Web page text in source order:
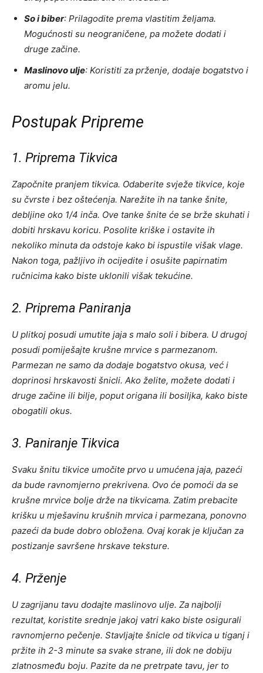
So i biber: Prilagodite prema vlastitim željama.
Mogućnosti su neograničene, pa možete dodati i
druge začine.
Maslinovo ulje: Koristiti za prženje, dodaje bogatstvo i
aromu jelu.
Postupak Pripreme
1. Priprema Tikvica
Započnite pranjem tikvica. Odaberite svježe tikvice, koje
su čvrste i bez oštećenja. Narežite ih na tanke šnite,
debljine oko 1/4 inča. Ove tanke šnite će se brže skuhati i
dobiti hrskavu koricu. Posolite kriške i ostavite ih
nekoliko minuta da odstoje kako bi ispustile višak vlage.
Nakon toga, pažljivo ih ocijedite i osušite papirnatim
ručnicima kako biste uklonili višak tekućine.
2. Priprema Paniranja
U plitkoj posudi umutite jaja s malo soli i bibera. U drugoj
posudi pomiješajte krušne mrvice s parmezanom.
Parmezan ne samo da dodaje bogatstvo okusa, već i
doprinosi hrskavosti šnicli. Ako želite, možete dodati i
druge začine ili bilje, poput origana ili bosiljka, kako biste
obogatili okus.
3. Paniranje Tikvica
Svaku šnitu tikvice umočite prvo u umućena jaja, pazeći
da bude ravnomjerno prekrivena. Ovo će pomoći da se
krušne mrvice bolje drže na tikvicama. Zatim prebacite
krišku u mješavinu krušnih mrvica i parmezana, ponovno
pazeći da bude dobro obložena. Ovaj korak je ključan za
postizanje savršene hrskave teksture.
4. Prženje
U zagrijanu tavu dodajte maslinovo ulje. Za najbolji
rezultat, koristite srednje jakoj vatri kako biste osigurali
ravnomjerno pečenje. Stavljajte šnicle od tikvica u tiganj i
pržite ih 2-3 minute sa svake strane, ili dok ne dobiju
zlatnosmeđu boju. Pazite da ne pretrpate tavu, jer to